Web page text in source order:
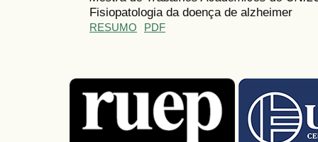
Fisiopatologia da doença de alzheimer
RESUMO PDF